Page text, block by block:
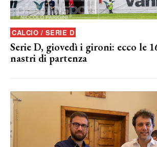
CALCIO / SERIE D
Serie D, giovedì i gironi: ecco le
nastri di partenza